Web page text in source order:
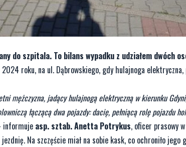
do szpitala. To bilans wypadku z udziałem dwóch
roku, na ul. Dąbrowskiego, gdy hulajnoga
mężczyzna, jadący hulajnogą elektryczną w kierunku
łączącą dwa pojazdy: dacię, pełniącą rolę pojazdu
asp. sztab. Anetta Potrykus, oficer prasowy
Na szczęście miał na sobie kask, co ochroniło